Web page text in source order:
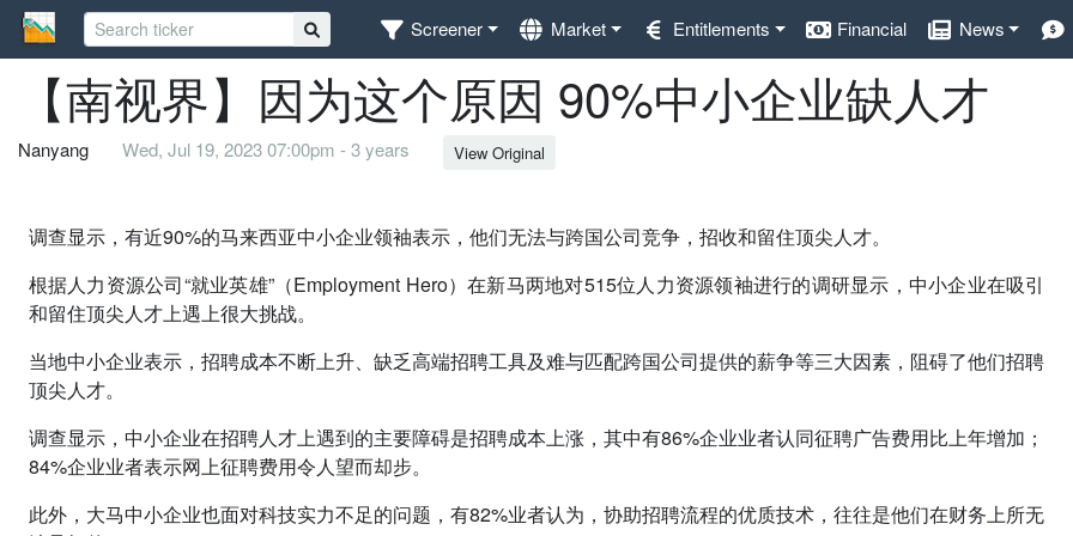
Screener Market Entitlements Financial News
【南视界】因为这个原因 90%中小企业缺人才
Nanyang Wed, Jul 19, 2023 07:00pm - 3 years View Original
调查显示，有近90%的马来西亚中小企业领袖表示，他们无法与跨国公司竞争，招收和留住顶尖人才。
根据人力资源公司“就业英雄”（Employment Hero）在新马两地对515位人力资源领袖进行的调研显示，中小企业在吸引
和留住顶尖人才上遇上很大挑战。
当地中小企业表示，招聘成本不断上升、缺乏高端招聘工具及难与匹配跨国公司提供的薪争等三大因素，阻碍了他们招聘
顶尖人才。
调查显示，中小企业在招聘人才上遇到的主要障碍是招聘成本上涨，其中有86%企业业者认同征聘广告费用比上年增加；
84%企业业者表示网上征聘费用令人望而却步。
此外，大马中小企业也面对科技实力不足的问题，有82%业者认为，协助招聘流程的优质技术，往往是他们在财务上所无